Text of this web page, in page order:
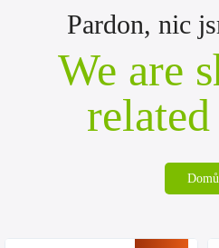
Pardon, nic
We are
Domů